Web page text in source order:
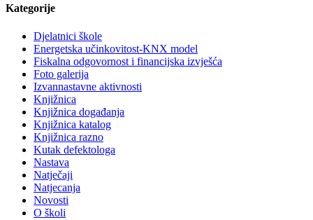
Kategorije
Djelatnici škole
Energetska učinkovitost-KNX model
Fiskalna odgovornost i financijska izvješća
Foto galerija
Izvannastavne aktivnosti
Knjižnica
Knjižnica događanja
Knjižnica katalog
Knjižnica razno
Kutak defektologa
Nastava
Natječaji
Natjecanja
Novosti
O školi